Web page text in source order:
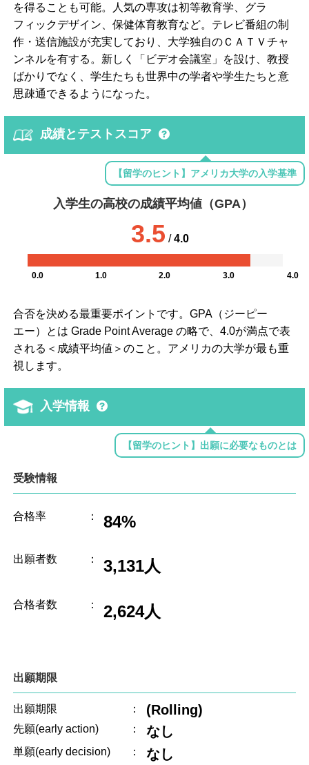
を得ることも可能。人気の専攻は初等教育学、グラ
フィックデザイン、保健体育教育など。テレビ番組の制
作・送信施設が充実しており、大学独自のＣＡＴＶチャ
ンネルを有する。新しく「ビデオ会議室」を設け、教授
ばかりでなく、学生たちも世界中の学者や学生たちと意
思疎通できるようになった。
成績とテストスコア
【留学のヒント】アメリカ大学の入学基準
入学生の高校の成績平均値（GPA）
3.5 /4.0
0.0 1.0 2.0 3.0 4.0
合否を決める最重要ポイントです。GPA（ジーピー
エー）とは Grade Point Average の略で、4.0が満点で表
される＜成績平均値＞のこと。アメリカの大学が最も重
視します。
入学情報
【留学のヒント】出願に必要なものとは
受験情報
合格率 ： 84%
出願者数 ： 3,131人
合格者数 ： 2,624人
出願期限
出願期限 ： (Rolling)
先願(early action) ： なし
単願(early decision) ： なし